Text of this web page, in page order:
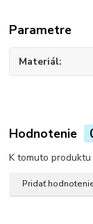
Parametre
Materiál
Hodnotenie
K tomuto
Pridať